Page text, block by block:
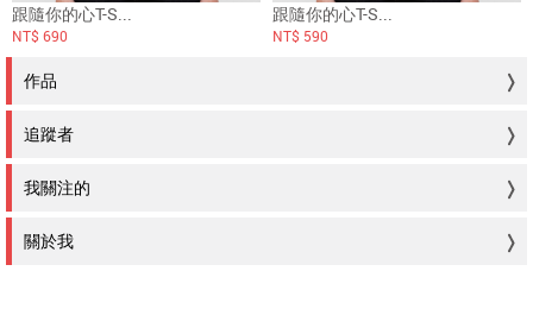
跟隨你的心T-S...
NT$ 690
跟隨你的心T-S...
NT$ 590
作品
追蹤者
我關注的
關於我